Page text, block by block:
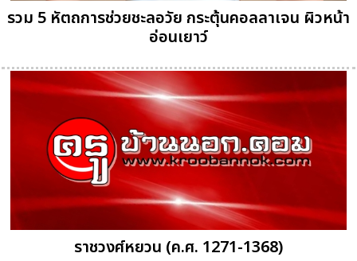
รวม 5 หัตถการช่วยชะลอวัย กระตุ้นคอลลาเจน ผิวหน้า
อ่อนเยาว์
ราชวงศ์หยวน (ค.ศ. 1271-1368)